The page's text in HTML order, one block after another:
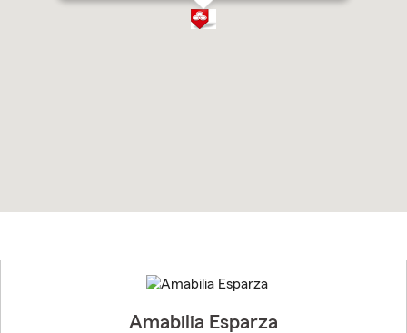
to
before
Amabilia Esparza